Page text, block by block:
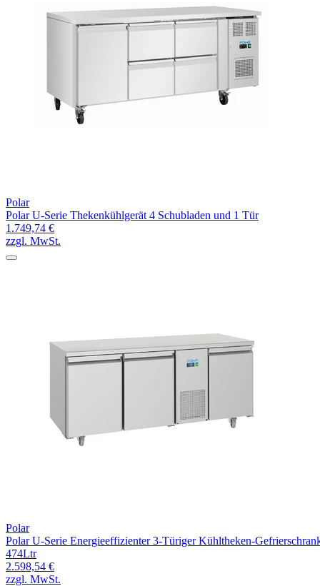
Polar
Polar U-Serie Thekenkühlgerät 4 Schubladen und 1 Tür
1.749,74 €
zzgl. MwSt.
Polar
Polar U-Serie Energieeffizienter 3-Türiger Kühltheken-
474Ltr
2.598,54 €
zzgl. MwSt.